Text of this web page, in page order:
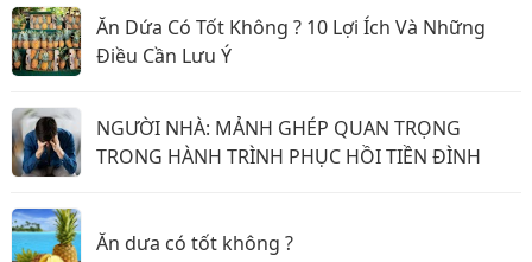
Ăn Dứa Có Tốt Không ? 10 Lợi Ích Và Những
Điều Cần Lưu Ý
NGƯỜI NHÀ: MẢNH GHÉP QUAN TRỌNG
TRONG HÀNH TRÌNH PHỤC HỒI TIỀN ĐÌNH
Ăn dưa có tốt không ?